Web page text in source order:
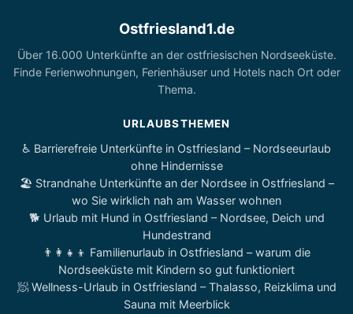
Ostfriesland1.de
Über 16.000 Unterkünfte an der ostfriesischen Nordseeküste.
Finde Ferienwohnungen, Ferienhäuser und Hotels nach Ort oder
Thema.
URLAUBSTHEMEN
♿ Barrierefreie Unterkünfte in Ostfriesland – Nordseeurlaub
ohne Hindernisse
🏖️ Strandnahe Unterkünfte an der Nordsee in Ostfriesland –
wo Sie wirklich nah am Wasser wohnen
🐕 Urlaub mit Hund in Ostfriesland – Nordsee, Deich und
Hundestrand
👨‍👩‍👧‍👦 Familienurlaub in Ostfriesland – warum die
Nordseeküste mit Kindern so gut funktioniert
🧖 Wellness-Urlaub in Ostfriesland – Thalasso, Reizklima und
Sauna mit Meerblick